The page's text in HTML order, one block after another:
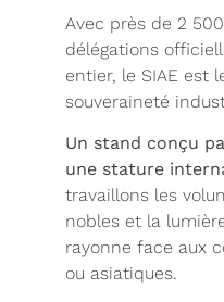
Avec près de 2
délégations
entier, le SIAE est
souveraineté
Un stand conçu
une stature
travaillons les
nobles et la
rayonne face aux
ou asiatiques.